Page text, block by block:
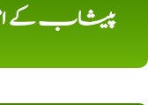
پیشاب کے